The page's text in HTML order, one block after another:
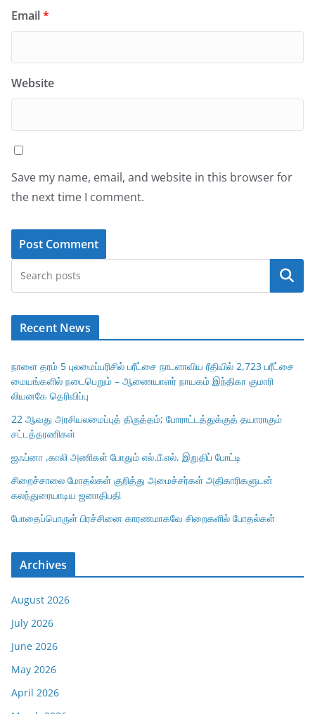
Email*
Website
Save my name, email, and website in this browser for
the next time I comment.
Search
Recent News
நாளை தரம் 5 புலமைப்பரிசில் பரீட்சை நாடளாவிய ரீதியில் 2,723 பரீட்சை
மையங்களில் நடைபெறும் – ஆணையாளர் நாயகம் இந்திகா குமாரி
லியனகே தெரிவிப்பு
22 ஆவது அரசியலமைப்புத் திருத்தம்; போராட்டத்துக்குத் தயாராகும்
சட்டத்தரணிகள்
ஜஃப்னா ,காலி அணிகள் போதும் எல்.பீ.எல். இறுதிப் போட்டி
சிறைச்சாலை மோதல்கள் குறித்து அமைச்சர்கள் அதிகாரிகளுடன்
கலந்துரையாடிய ஜனாதிபதி
போதைப்பொருள் பிரச்சினை காரணமாகவே சிறைகளில் போதல்கள்
Archives
August 2026
July 2026
June 2026
May 2026
April 2026